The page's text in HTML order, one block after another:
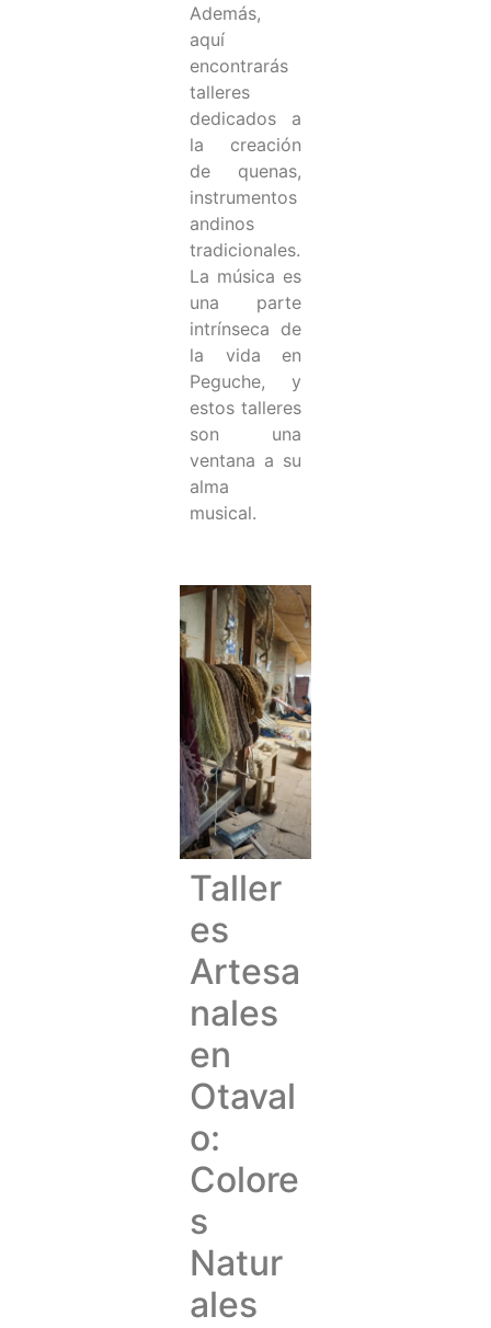
Además,
aquí
encontrarás
talleres
dedicados a
la creación
de quenas,
instrumentos
andinos
tradicionales.
La música es
una parte
intrínseca de
la vida en
Peguche, y
estos talleres
son una
ventana a su
alma
musical.
Taller
es
Artesa
nales
en
Otaval
o:
Colore
s
Natur
ales